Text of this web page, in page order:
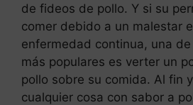
de fideos de pollo. Y si su
comer debido a un malestar
enfermedad continua, una
más populares es verter un
pollo sobre su comida. Al fin
cualquier cosa con sabor a